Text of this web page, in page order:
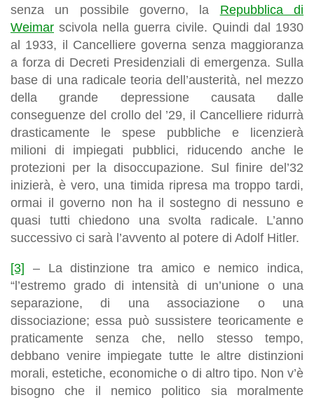
senza un possibile governo, la Repubblica di
Weimar scivola nella guerra civile. Quindi dal 1930
al 1933, il Cancelliere governa senza maggioranza
a forza di Decreti Presidenziali di emergenza. Sulla
base di una radicale teoria dell’austerità, nel mezzo
della grande depressione causata dalle
conseguenze del crollo del ’29, il Cancelliere ridurrà
drasticamente le spese pubbliche e licenzierà
milioni di impiegati pubblici, riducendo anche le
protezioni per la disoccupazione. Sul finire del’32
inizierà, è vero, una timida ripresa ma troppo tardi,
ormai il governo non ha il sostegno di nessuno e
quasi tutti chiedono una svolta radicale. L’anno
successivo ci sarà l’avvento al potere di Adolf Hitler.
[3] – La distinzione tra amico e nemico indica,
“l’estremo grado di intensità di un’unione o una
separazione, di una associazione o una
dissociazione; essa può sussistere teoricamente e
praticamente senza che, nello stesso tempo,
debbano venire impiegate tutte le altre distinzioni
morali, estetiche, economiche o di altro tipo. Non v’è
bisogno che il nemico politico sia moralmente